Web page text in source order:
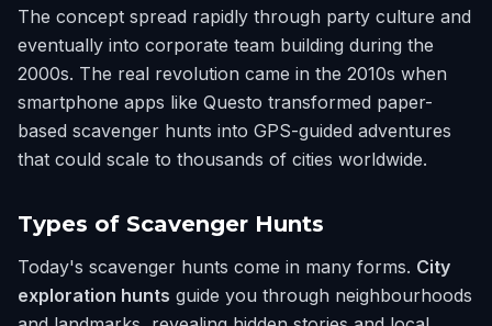
The concept spread rapidly through party culture and
eventually into corporate team building during the
2000s. The real revolution came in the 2010s when
smartphone apps like Questo transformed paper-
based scavenger hunts into GPS-guided adventures
that could scale to thousands of cities worldwide.
Types of Scavenger Hunts
Today's scavenger hunts come in many forms. City
exploration hunts guide you through neighbourhoods